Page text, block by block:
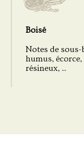
Boisé
Notes de sous-
humus, écorce,
résineux, ...